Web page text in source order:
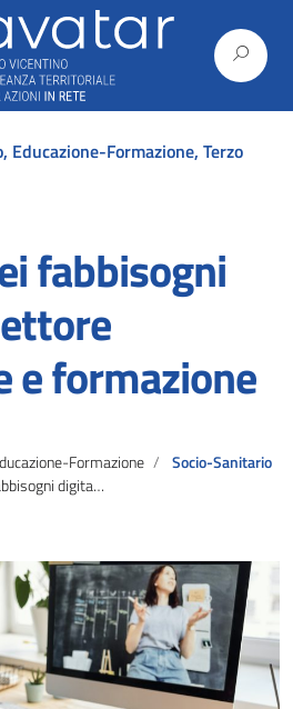
Educazione-Formazione, Terzo
fabbisogni
e formazione
Formazione
Socio-Sanitario
educazione e formazione